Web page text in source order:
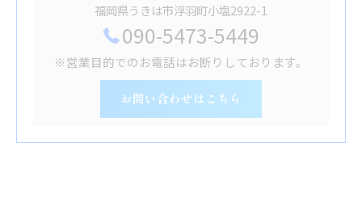
福岡県うきは市浮羽町小塩2922-1
090-5473-5449
※営業目的でのお電話はお断りしております。
お問い合わせはこちら